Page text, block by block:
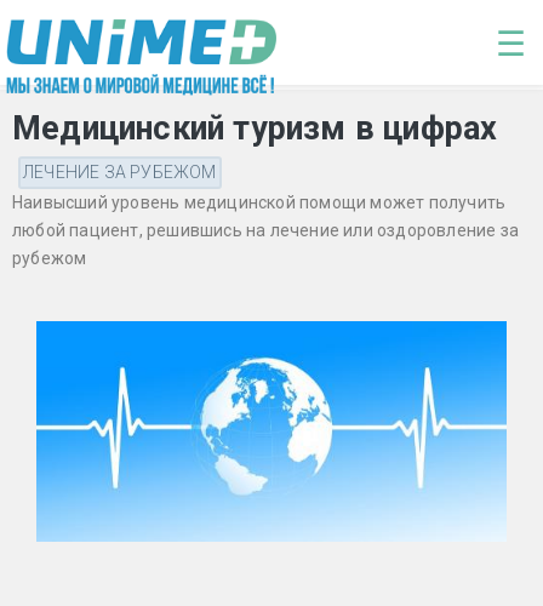
Перейти к основному содержанию
☰
Медицинский туризм в цифрах
ЛЕЧЕНИЕ ЗА РУБЕЖОМ
Наивысший уровень медицинской помощи может получить
любой пациент, решившись на лечение или оздоровление за
рубежом